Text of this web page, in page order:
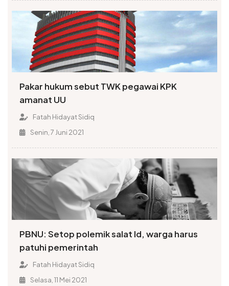
Pakar hukum sebut TWK pegawai KPK
amanat UU
Fatah Hidayat Sidiq
Senin, 7 Juni 2021
PBNU: Setop polemik salat Id, warga harus
patuhi pemerintah
Fatah Hidayat Sidiq
Selasa, 11 Mei 2021